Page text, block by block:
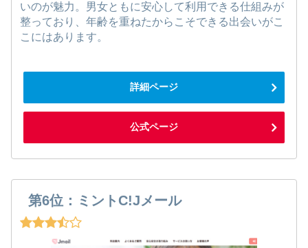
いのが魅力。男女ともに安心して利用できる仕組みが
整っており、年齢を重ねたからこそできる出会いがこ
こにはあります。
詳細ページ
公式ページ
第6位：ミントC!Jメール